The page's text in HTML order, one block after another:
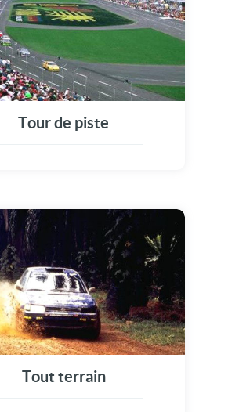
Tour de piste
Tout terrain